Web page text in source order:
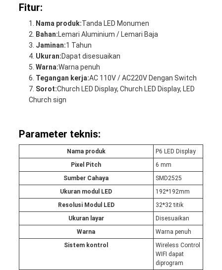
Fitur:
Nama produk:Tanda LED Monumen
Bahan:Lemari Aluminium / Lemari Baja
Jaminan:1 Tahun
Ukuran:Dapat disesuaikan
Warna:Warna penuh
Tegangan kerja:AC 110V / AC220V Dengan Switch
Sorot:Church LED Display, Church LED Display, LED
Church sign
Parameter teknis:
Nama produk
P6 LED Display
Pixel Pitch
6 mm
Sumber Cahaya
SMD2525
Ukuran modul LED
192*192mm
Resolusi Modul LED
32*32 titik
Ukuran layar
Disesuaikan
Warna
Warna penuh
Sistem kontrol
Wireless Control
WIFI dapat
diprogram